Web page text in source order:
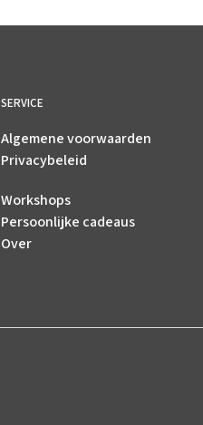
SERVICE
Algemene voorwaarden
Privacybeleid
Workshops
Persoonlijke cadeaus
Over